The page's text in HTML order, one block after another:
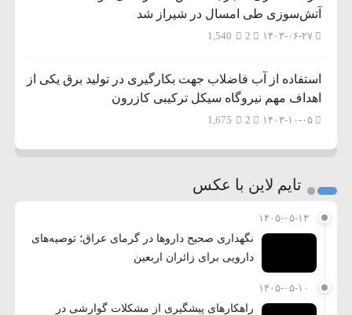
آتش‌سوزی طی امسال در شیراز شد
۱۴۰۳-۰۶-۲۷ 1,540
استفاده از آب فاضلاب جهت بکارگیری در تولید برق یکی از
اهداف مهم نیروگاه سیکل ترکیبی کازرون
۱۴۰۳-۱۰-۰۵ 1,675
تایم لاین با عکس
۱۴۰۵-۰۵-۱۳
نگهداری صحیح داروها در گرمای عراق؛ توصیه‌های
دارویی برای زائران اربعین
۱۴۰۵-۰۵-۱۰
راهکارهای پیشگیری از مشکلات گوارشی در